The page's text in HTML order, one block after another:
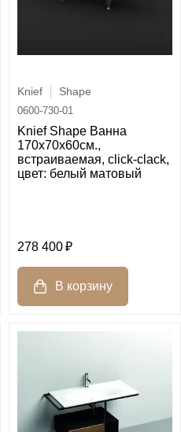
Knief Shape
0600-730-01
Knief Shape Ванна
170x70x60cм.,
встраиваемая, click-clack,
цвет: белый матовый
278 400